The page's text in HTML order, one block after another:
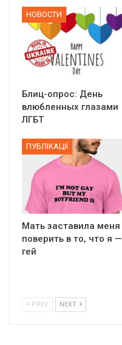
НОВОСТИ
Блиц-опрос: День
влюбленных глазами
ЛГБТ
ПУБЛІКАЦІЇ
Мать заставила меня
поверить в то, что я —
гей
PREV NEXT